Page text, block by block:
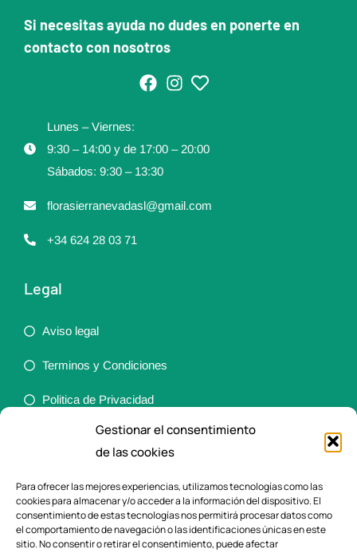
Gestionar el consentimiento
de las cookies
Para ofrecer las mejores experiencias, utilizamos tecnologías como las
cookies para almacenar y/o acceder a la información del dispositivo. El
consentimiento de estas tecnologías nos permitirá procesar datos como
el comportamiento de navegación o las identificaciones únicas en este
sitio. No consentir o retirar el consentimiento, puede afectar
Si necesitas ayuda no dudes en ponerte en
contacto con nosotros
Lunes – Viernes:
9:30 – 14:00 y de 17:00 – 20:00
Sábados: 9:30 – 13:30
florasierranevadasl@gmail.com
+34 624 28 03 71
Legal
Aviso legal
Terminos y Condiciones
Politica de Privacidad
Política de cookies (UE)
Ortopedia